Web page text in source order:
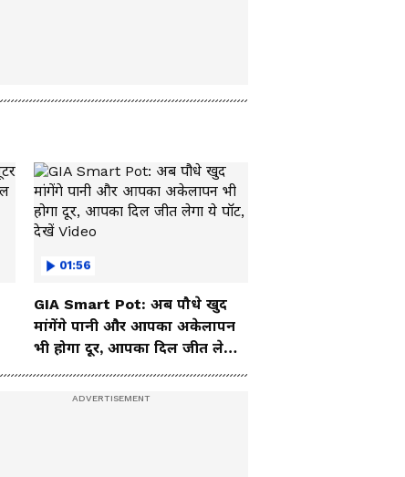
01:56
GIA Smart Pot: अब पौधे खुद
मांगेंगे पानी और आपका अकेलापन
भी होगा दूर, आपका दिल जीत लेगा
ये पॉट, देखें Video